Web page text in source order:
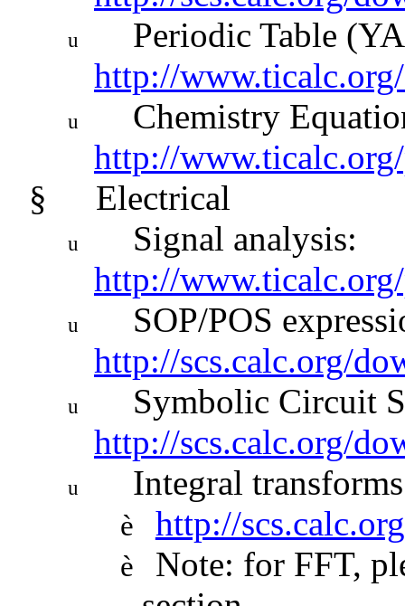
u
Periodic Table
http://
u
Chemistry
http://
§
Electrical
u
Signal analysis:
http://
u
SOP/POS
http://scs.calc.org/
u
Symbolic Circuit
http://scs.calc.org/
u Integral transforms
è http://
è
Note: for FFT,